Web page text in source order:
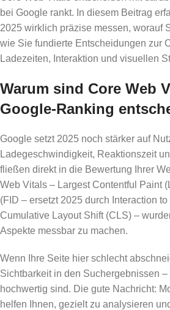
bei Google rankt. In diesem Beitrag
2025 wirklich präzise messen, worauf
wie Sie fundierte Entscheidungen zur
Ladezeiten, Interaktion und visuellen
Warum sind Core Web
Google-Ranking
Google setzt 2025 noch stärker auf
Ladegeschwindigkeit, Reaktionszeit
fließen direkt in die Bewertung Ihrer
Web Vitals – Largest Contentful Paint
(FID – ersetzt 2025 durch Interaction
Cumulative Layout Shift (CLS) –
Aspekte messbar zu machen.
Wenn Ihre Seite hier schlecht
Sichtbarkeit in den Suchergebnissen
hochwertig sind. Die gute Nachricht:
helfen Ihnen, gezielt zu analysieren